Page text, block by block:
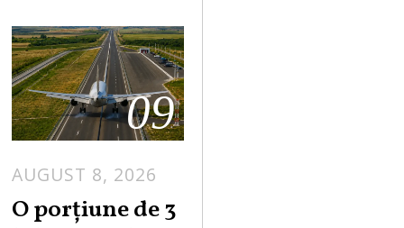
09
AUGUST 8, 2026
U
O porțiune de 3